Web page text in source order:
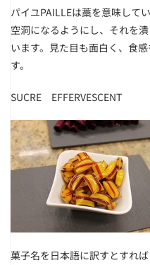
パイユPAILLEは藁を意味して
空洞になるようにし、それを
います。見た目も面白く、食
す。
SUCRE EFFERVESCENT
菓子名を日本語に訳すとすれ